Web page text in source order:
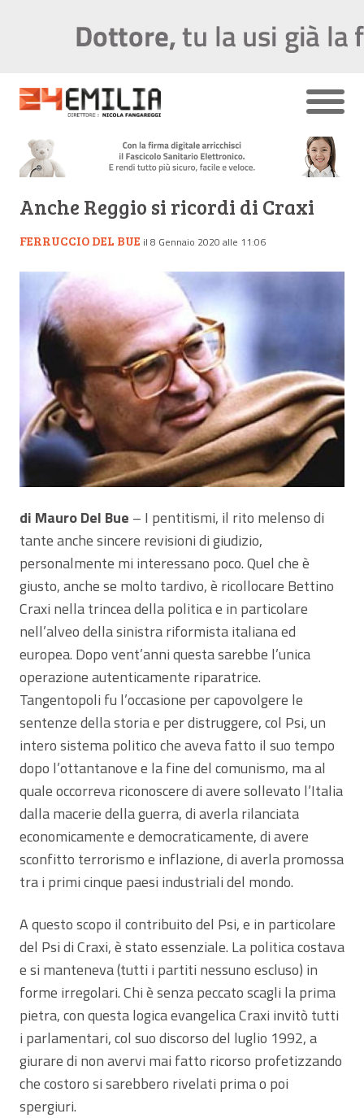
Anche Reggio si ricordi di Craxi
FERRUCCIO DEL BUE il 8 Gennaio 2020 alle 11:06
di Mauro Del Bue – I pentitismi, il rito melenso di
tante anche sincere revisioni di giudizio,
personalmente mi interessano poco. Quel che è
giusto, anche se molto tardivo, è ricollocare Bettino
Craxi nella trincea della politica e in particolare
nell’alveo della sinistra riformista italiana ed
europea. Dopo vent’anni questa sarebbe l’unica
operazione autenticamente riparatrice.
Tangentopoli fu l’occasione per capovolgere le
sentenze della storia e per distruggere, col Psi, un
intero sistema politico che aveva fatto il suo tempo
dopo l’ottantanove e la fine del comunismo, ma al
quale occorreva riconoscere di avere sollevato l’Italia
dalla macerie della guerra, di averla rilanciata
economicamente e democraticamente, di avere
sconfitto terrorismo e inflazione, di averla promossa
tra i primi cinque paesi industriali del mondo.
A questo scopo il contribuito del Psi, e in particolare
del Psi di Craxi, è stato essenziale. La politica costava
e si manteneva (tutti i partiti nessuno escluso) in
forme irregolari. Chi è senza peccato scagli la prima
pietra, con questa logica evangelica Craxi invitò tutti
i parlamentari, col suo discorso del luglio 1992, a
giurare di non avervi mai fatto ricorso profetizzando
che costoro si sarebbero rivelati prima o poi
spergiuri.